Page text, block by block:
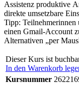
Assistenz produktive
direkte umsetzbare
Tipp:
einen Gmail-Account
Alternativen „per
Dieser Kurs ist
In den Warenkorb
Kursnummer